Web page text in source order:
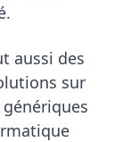
aussi des
sur